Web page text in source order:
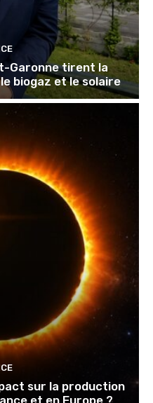
Garonne tirent la
biogaz et le solaire
sur la production
et en Europe ?